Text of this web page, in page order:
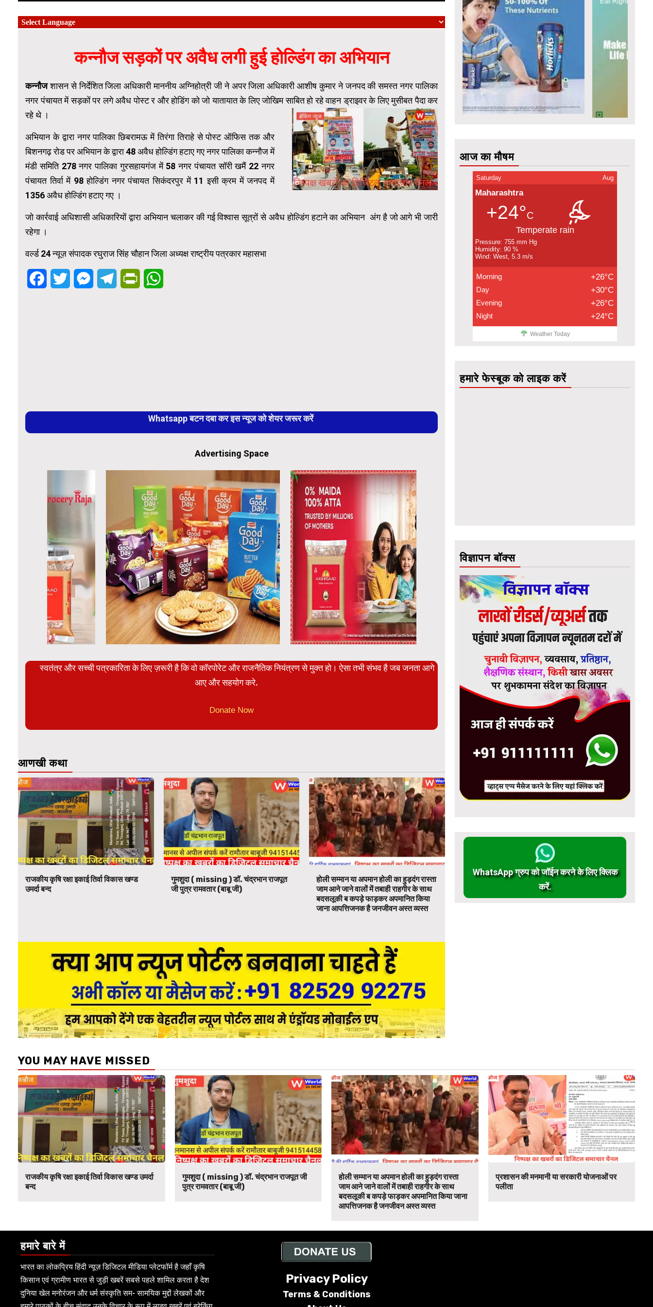
कन्नौज सड़कों पर अवैध लगी हुई होल्डिंग का अभियान
कन्नौजशासन से निर्देशित जिला अधिकारी माननीय अग्निहोत्री जी ने अपर जिला अधिकारी आशीष कुमार ने जनपद की समस्त नगर पालिका
नगर पंचायत में सड़कों पर लगे अवैध पोस्ट र और होडिंग को जो यातायात के लिए जोखिम साबित हो रहे वाहन ड्राइवर के लिए मुसीबत पैदा कर
रहे थे ।
अभियान के द्वारा नगर पालिका छिबरामऊ में तिरंगा तिराहे से पोस्ट ऑफिस तक और
बिशनगढ़ रोड पर अभियान के द्वारा 48 अवैध होल्डिंग हटाए गए नगर पालिका कन्नौज में
मंडी समिति 278 नगर पालिका गुरसहायगंज में 58 नगर पंचायत सॉरी खमैं 22 नगर
पंचायत तिर्वा में 98 होल्डिंग नगर पंचायत सिकंदरपुर में 11 इसी क्रम में जनपद में
1356 अवैध होल्डिंग हटाए गए ।
जो कार्रवाई अधिशासी अधिकारियों द्वारा अभियान चलाकर की गई विश्वास सूत्रों से अवैध होल्डिंग हटाने का अभियान अंग है जो आगे भी जारी
रहेगा ।
वर्ल्ड 24 न्यूज़ संपादक रघुराज सिंह चौहान जिला अध्यक्ष राष्ट्रीय पत्रकार महासभा
FacebookTwitter MessengerTelegramPrintFriendly
Whatsapp बटन दबा कर इस न्यूज को शेयर जरूर करें
Advertising Space
स्वतंत्र और सच्ची पत्रकारिता के लिए ज़रूरी है कि वो कॉरपोरेट और राजनैतिक नियंत्रण से मुक्त हो। ऐसा तभी संभव है जब जनता आगे
आए और सहयोग करे.
Donate Now
आणखी कथा
राजकीय कृषि रक्षा इकाई तिर्वा विकास खण्ड
उमर्दा बन्द
गुमशुदा ( missing ) डॉ. चंद्रभान राजपूत
जी पुत्र रामवतार (बाबू जी)
होली सम्मान या अपमान होली का हुड़दंग रास्ता
जाम आने जाने वालों में तबाही राहगीर के साथ
बदसलूकी ब कपड़े फाड़कर अपमानित किया
जाना आपत्तिजनक है जनजीवन अस्त व्यस्त
आज का मौषम
Saturday Aug
Maharashtra
+24°C
Temperate rain
Pressure: 755 mm Hg
Humidity: 90 %
Wind: West, 5.3 m/s
Morning +26°C
Day +30°C
Evening +26°C
Night +24°C
Weather Today
हमारे फेस्बूक को लाइक करें
विज्ञापन बॉक्स
WhatsApp ग्रुप को जॉईन करने के लिए क्लिक
करें.
YOU MAY HAVE MISSED
राजकीय कृषि रक्षा इकाई तिर्वा विकास खण्ड उमर्दा
बन्द
गुमशुदा ( missing ) डॉ. चंद्रभान राजपूत जी
पुत्र रामवतार (बाबू जी)
होली सम्मान या अपमान होली का हुड़दंग रास्ता
जाम आने जाने वालों में तबाही राहगीर के साथ
बदसलूकी ब कपड़े फाड़कर अपमानित किया जाना
आपत्तिजनक है जनजीवन अस्त व्यस्त
प्रशासन की मनमानी या सरकारी योजनाओं पर
पलीता
हमारे बारे में
भारत का लोकप्रिय हिंदी न्यूज़ डिजिटल मीडिया प्लेटफॉर्म है जहाँ कृषि
किसान एवं ग्रामीण भारत से जुड़ी खबरें सबसे पहले शामिल करता है देश
दुनिया खेल मनोरंजन और धर्म संस्कृति सम- सामयिक मुद्दों लेखकों और
Privacy Policy
Terms & Conditions